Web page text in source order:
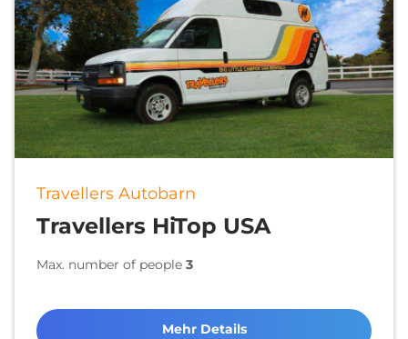
Travellers Autobarn
Travellers HiTop USA
Max. number of people 3
Mehr Details